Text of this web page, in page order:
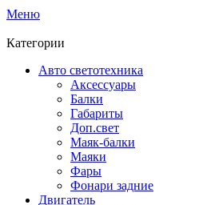
Меню
Категории
Авто светотехника
Аксессуары
Балки
Габариты
Доп.свет
Маяк-балки
Маяки
Фары
Фонари задние
Двигатель